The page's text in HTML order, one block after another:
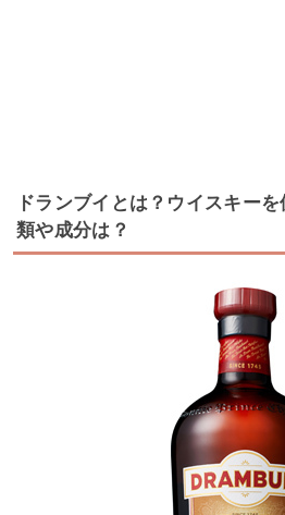
ドランブイとは？ウイスキー
類や成分は？